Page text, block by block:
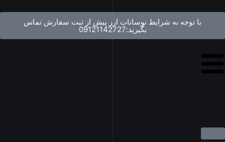
با توجه به شرایط نوسانات ارز پیش از ثبت سفارش تماس
بگیرید:09121142727